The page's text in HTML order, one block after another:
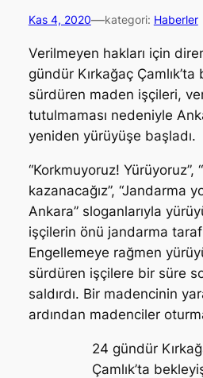
Kas 4, 2020—kategori: Haberler
Verilmeyen hakları için
gündür Kırkağaç
sürdüren maden işçileri,
tutulmaması nedeniyle
yeniden yürüyüşe başladı.
“Korkmuyoruz! Yürüyoruz”,
kazanacağız”, “Jandarma
Ankara” sloganlarıyla
işçilerin önü jandarma
Engellemeye rağmen
sürdüren işçilere bir süre
saldırdı. Bir madencinin
ardından madenciler
24 gündür
Çamlık’ta